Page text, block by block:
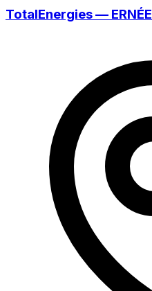
TotalEnergies — ERNÉE